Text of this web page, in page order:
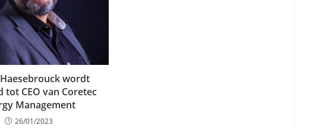
wordt
tot CEO van Coretec
Management
26/01/2023